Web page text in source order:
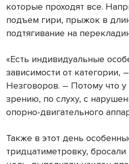
которые проходят все.
подъем гири, прыжок в
подтягивание на
«Есть индивидуальные
зависимости от категории,
Незговоров. – Потому что
зрению, по слуху, с
опорно-двигательного
Также в этот день
тридцатиметровку,